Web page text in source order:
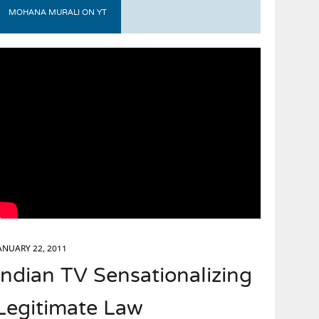
MOHANA MURALI ON YT
22, 2011TV Sensationalizing